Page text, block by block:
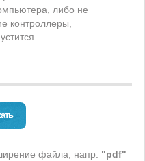
либо не
контроллеры,
файла, напр. "pdf"